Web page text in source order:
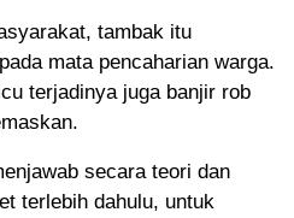
tambak itu
mata pencaharian warga.
terjadinya juga banjir rob
secara teori dan
terlebih dahulu, untuk